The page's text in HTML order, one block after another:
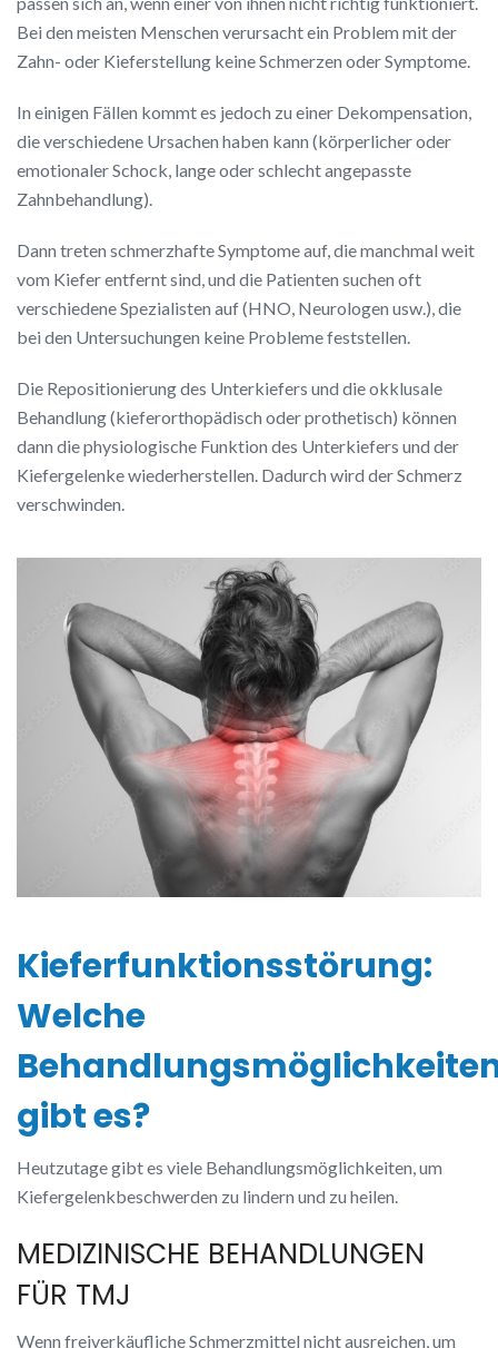
Bei den meisten Menschen verursacht ein Problem mit der
Zahn- oder Kieferstellung keine Schmerzen oder Symptome.
In einigen Fällen kommt es jedoch zu einer Dekompensation,
die verschiedene Ursachen haben kann (körperlicher oder
emotionaler Schock, lange oder schlecht angepasste
Zahnbehandlung).
Dann treten schmerzhafte Symptome auf, die manchmal weit
vom Kiefer entfernt sind, und die Patienten suchen oft
verschiedene Spezialisten auf (HNO, Neurologen usw.), die
bei den Untersuchungen keine Probleme feststellen.
Die Repositionierung des Unterkiefers und die okklusale
Behandlung (kieferorthopädisch oder prothetisch) können
dann die physiologische Funktion des Unterkiefers und der
Kiefergelenke wiederherstellen. Dadurch wird der Schmerz
verschwinden.
Kieferfunktionsstörung:
Welche
gibt es?
Heutzutage gibt es viele Behandlungsmöglichkeiten, um
Kiefergelenkbeschwerden zu lindern und zu heilen.
MEDIZINISCHE BEHANDLUNGEN
FÜR TMJ
Wenn freiverkäufliche Schmerzmittel nicht ausreichen, um